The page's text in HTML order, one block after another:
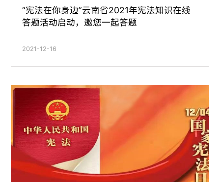
“宪法在你身边”云南省2021年宪法知识在线
答题活动启动，邀您一起答题
2021-12-16